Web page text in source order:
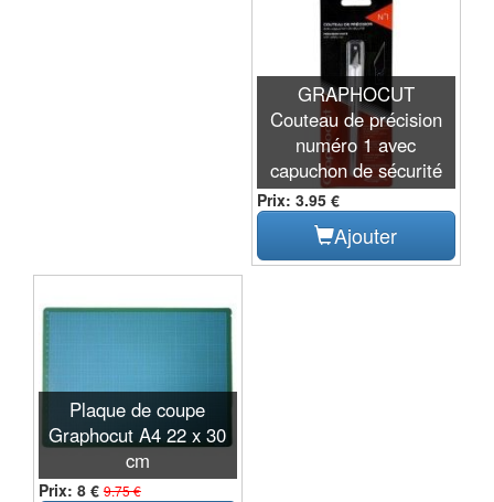
GRAPHOCUT
Couteau de précision
numéro 1 avec
capuchon de sécurité
Prix: 3.95 €
Ajouter
Plaque de coupe
Graphocut A4 22 x 30
cm
Prix: 8 € 9.75 €